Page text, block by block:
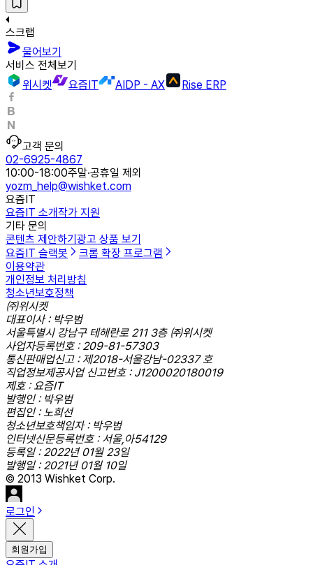
스크랩
물어보기
서비스 전체보기
위시켓
요즘IT AIDP - AX Rise ERP
고객 문의
02-6925-4867
10:00-18:00주말·공휴일 제외
yozm_help@wishket.com
요즘IT
요즘IT 소개작가 지원
기타 문의
콘텐츠 제안하기 광고 상품 보기
요즘IT 슬랙봇
크롬 확장 프로그램
이용약관
개인정보 처리방침
청소년보호정책
㈜위시켓
대표이사 : 박우범
서울특별시 강남구 테헤란로 211 3층 ㈜위시켓
사업자등록번호 : 209-81-57303
통신판매업신고 : 제2018-서울강남-02337 호
직업정보제공사업 신고번호 : J1200020180019
제호 : 요즘IT
발행인 : 박우범
편집인 : 노희선
청소년보호책임자 : 박우범
인터넷신문등록번호 : 서울,아54129
등록일 : 2022년 01월 23일
발행일 : 2021년 01월 10일
© 2013 Wishket Corp.
로그인
회원가입